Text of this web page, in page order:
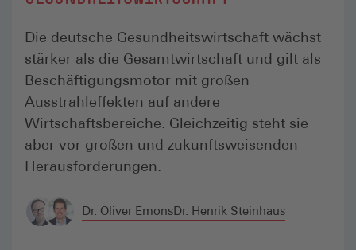
Die deutsche Gesundheitswirtschaft wächst
stärker als die Gesamtwirtschaft und gilt als
Beschäftigungsmotor mit großen
Ausstrahleffekten auf andere
Wirtschaftsbereiche. Gleichzeitig steht sie
aber vor großen und zukunftsweisenden
Herausforderungen.
Dr. Oliver EmonsDr. Henrik Steinhaus